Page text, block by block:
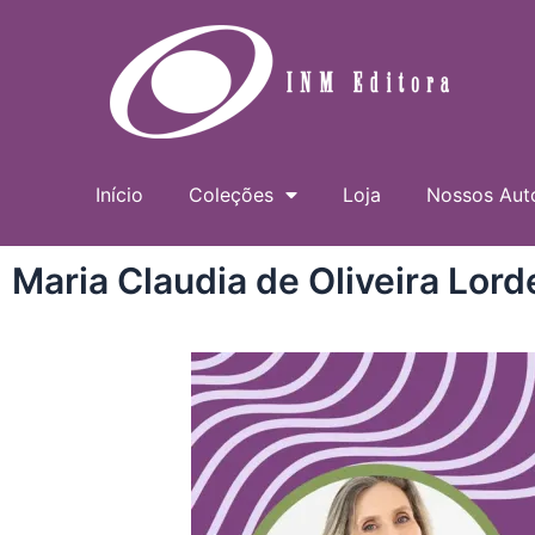
Início Coleções Loja Nossos
Maria Claudia de Oliveira